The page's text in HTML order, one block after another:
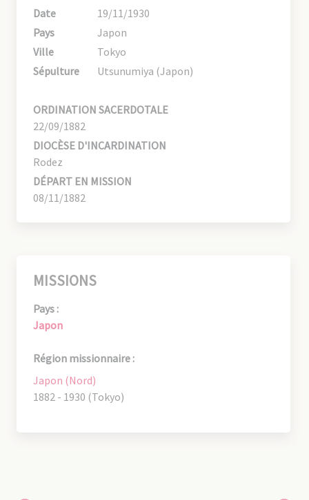
Date
19/11/1930
Pays
Japon
Ville
Tokyo
Sépulture
Utsunumiya (Japon)
ORDINATION SACERDOTALE
22/09/1882
DIOCÈSE D'INCARDINATION
Rodez
DÉPART EN MISSION
08/11/1882
MISSIONS
Pays :
Japon
Région missionnaire :
Japon (Nord)
1882 - 1930 (Tokyo)